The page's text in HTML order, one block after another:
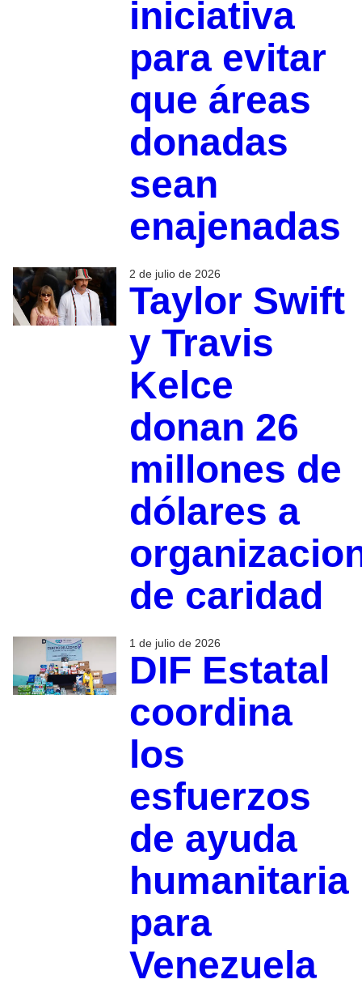
iniciativa
para evitar
que áreas
donadas
sean
enajenadas
2 de julio de 2026
Taylor Swift
y Travis
Kelce
donan 26
millones de
dólares a
de caridad
1 de julio de 2026
DIF Estatal
coordina
los
esfuerzos
de ayuda
humanitaria
para
Venezuela